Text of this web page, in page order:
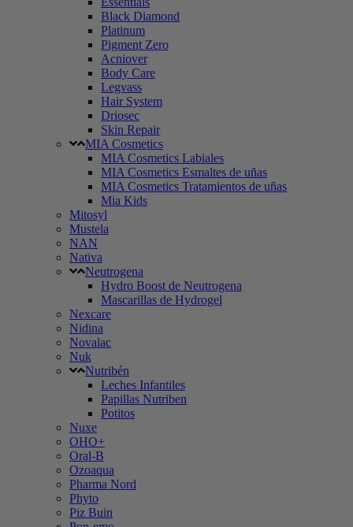
Black Diamond
Platinum
Pigment Zero
Acniover
Body Care
Legvass
Hair System
Driosec
Skin Repair
MIA Cosmetics
MIA Cosmetics Labiales
MIA Cosmetics Esmaltes de uñas
MIA Cosmetics Tratamientos de uñas
Mia Kids
Mitosyl
Mustela
NAN
Nativa
Neutrogena
Hydro Boost de Neutrogena
Mascarillas de Hydrogel
Nexcare
Nidina
Novalac
Nuk
Nutribén
Leches Infantiles
Papillas Nutriben
Potitos
Nuxe
OHO+
Oral-B
Ozoaqua
Pharma Nord
Phyto
Piz Buin